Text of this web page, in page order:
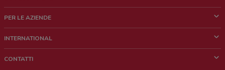
Chi siamo
Lavora con noi
PER LE AZIENDE
Richieste commerciali e marketing
INTERNATIONAL
CONTATTI